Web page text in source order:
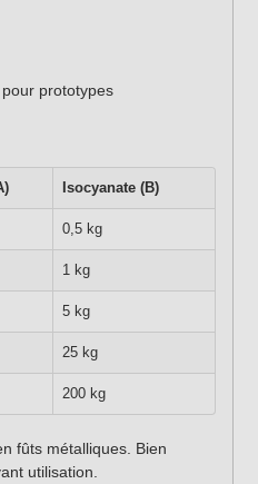
prototypes
Isocyanate (B)
0,5 kg
1 kg
5 kg
25 kg
200 kg
fûts métalliques. Bien
utilisation.